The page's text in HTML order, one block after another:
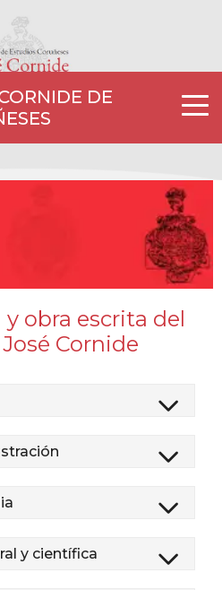
DE
obra escrita del
Cornide
y científica